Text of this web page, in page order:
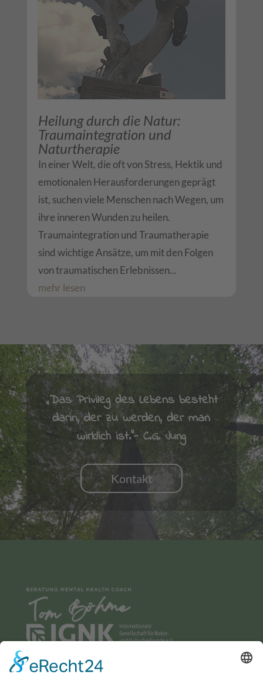
Heilung durch die Natur:
Traumaintegration und
Naturtherapie
In einer Welt, die oft von Stress, Hektik und
emotionalen Herausforderungen geprägt
ist, suchen viele Menschen nach Wegen, um
ihre inneren Wunden zu heilen.
Traumaintegration und Traumatherapie
sind wichtige Ansätze, um mit den Folgen
von traumatischen Erlebnissen...
mehr lesen
„Das Privileg des Lebens besteht
darin, der zu werden, der man
wirklich ist.“- C.G. Jung
Kontakt
Thomas Böhme